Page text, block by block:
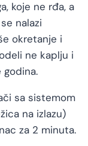
koje ne rđa, a
nalazi
okretanje i
ne kaplju i
godina.
sa sistemom
na izlazu)
za 2 minuta.